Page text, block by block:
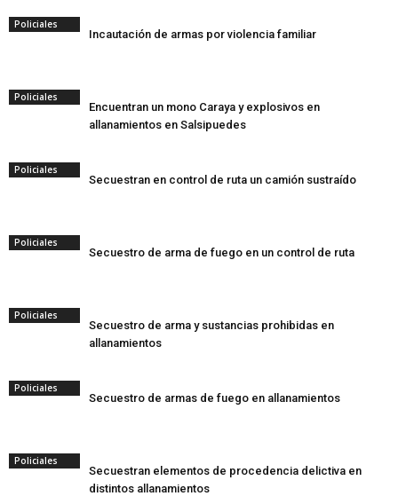
Policiales
Incautación de armas por violencia familiar
Policiales
Encuentran un mono Caraya y explosivos en
allanamientos en Salsipuedes
Policiales
Secuestran en control de ruta un camión sustraído
Policiales
Secuestro de arma de fuego en un control de ruta
Policiales
Secuestro de arma y sustancias prohibidas en
allanamientos
Policiales
Secuestro de armas de fuego en allanamientos
Policiales
Secuestran elementos de procedencia delictiva en
distintos allanamientos